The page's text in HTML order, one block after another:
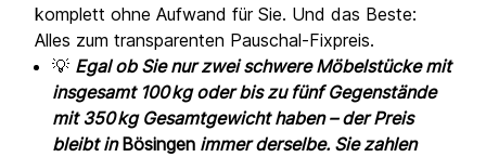
komplett ohne Aufwand für Sie. Und das Beste:
Alles zum transparenten Pauschal-Fixpreis.
💡 Egal ob Sie nur zwei schwere Möbelstücke mit
insgesamt 100 kg oder bis zu fünf Gegenstände
mit 350 kg Gesamtgewicht haben – der Preis
bleibt inBösingen immer derselbe. Sie zahlen